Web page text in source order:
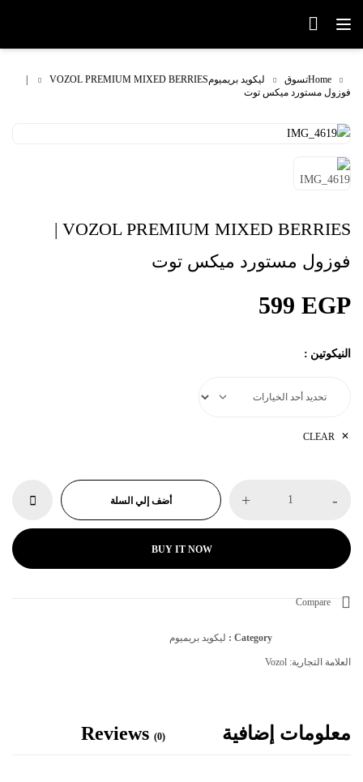
Homeتسوق ليكويد بريميوم
فوزول مستورد ميكس توت
VOZOL PREMIUM MIXED BERRIES |
فوزول مستورد ميكس توت
599 EGP
النيكوتين :
CLEAR
-
+ أضف إلي السلة
BUY IT NOW
Compare
Category : ليكويد بريميوم
العلامة التجارية: Vozol
معلومات إضافية Reviews (0)